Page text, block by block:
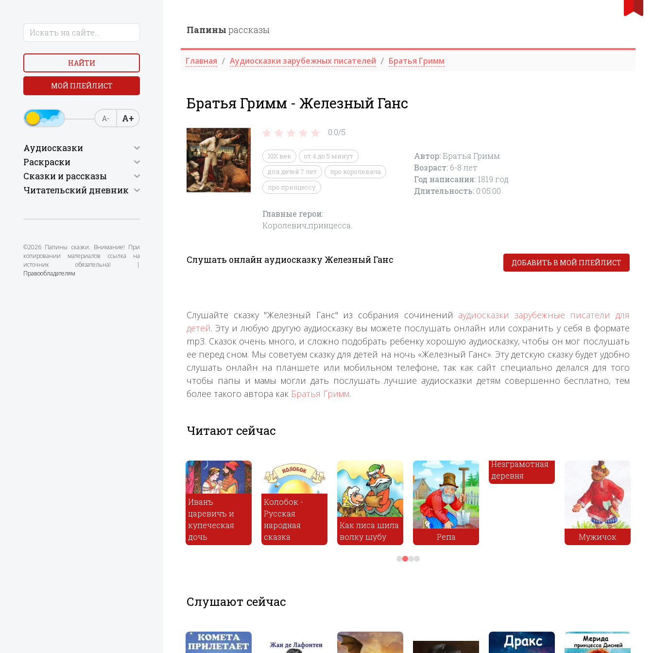
НАЙТИ
МОЙ ПЛЕЙЛИСТ
А- А+
Аудиосказки
Раскраски
Сказки и рассказы
Читательский дневник
©2026 Папины сказки. Внимание! При
копировании материалов ссылка на
источник обязательна! |
Правообладателям
Папины рассказы
Главная Аудиосказки зарубежных писателей Братья Гримм
Братья Гримм - Железный Ганс
0.0/5
XIX век
от 4 до 5 минут
для детей 7 лет
про королевича
про принцессу
Главные герои:
Королевич,принцесса.
Автор: Братья Гримм
Возраст: 6-8 лет
Год написания: 1819 год
Длительность: 0:05:00
Слушать онлайн аудиосказку Железный Ганс ДОБАВИТЬ В МОЙ ПЛЕЙЛИСТ
Слушайте сказку "Железный Ганс" из собрания сочинений аудиосказки зарубежные писатели для
детей. Эту и любую другую аудиосказку вы можете послушать онлайн или сохранить у себя в формате
mp3. Сказок очень много, и сложно подобрать ребенку хорошую аудиосказку, чтобы он мог послушать
ее перед сном. Мы советуем сказку для детей на ночь «Железный Ганс». Эту детскую сказку будет удобно
слушать онлайн на планшете или мобильном телефоне, так как сайт специально делался для того
чтобы папы и мамы могли дать послушать лучшие аудиосказки детям совершенно бесплатно, тем
более такого автора как Братья Гримм.
Читают сейчас
Как лиса шила
волку шубу
Незграмотная
деревня
Иван-царевич
Старая
нищенка
Слушают сейчас